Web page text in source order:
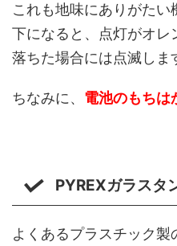
これも地味にありがた
下になると、点灯がオ
落ちた場合には点滅しま
ちなみに、 電池のもちは
PYREXガラスタ
よくあるプラスチック